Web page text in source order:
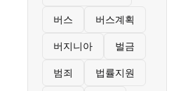
버스 버스계획
버지니아 벌금
범죄 법률지원